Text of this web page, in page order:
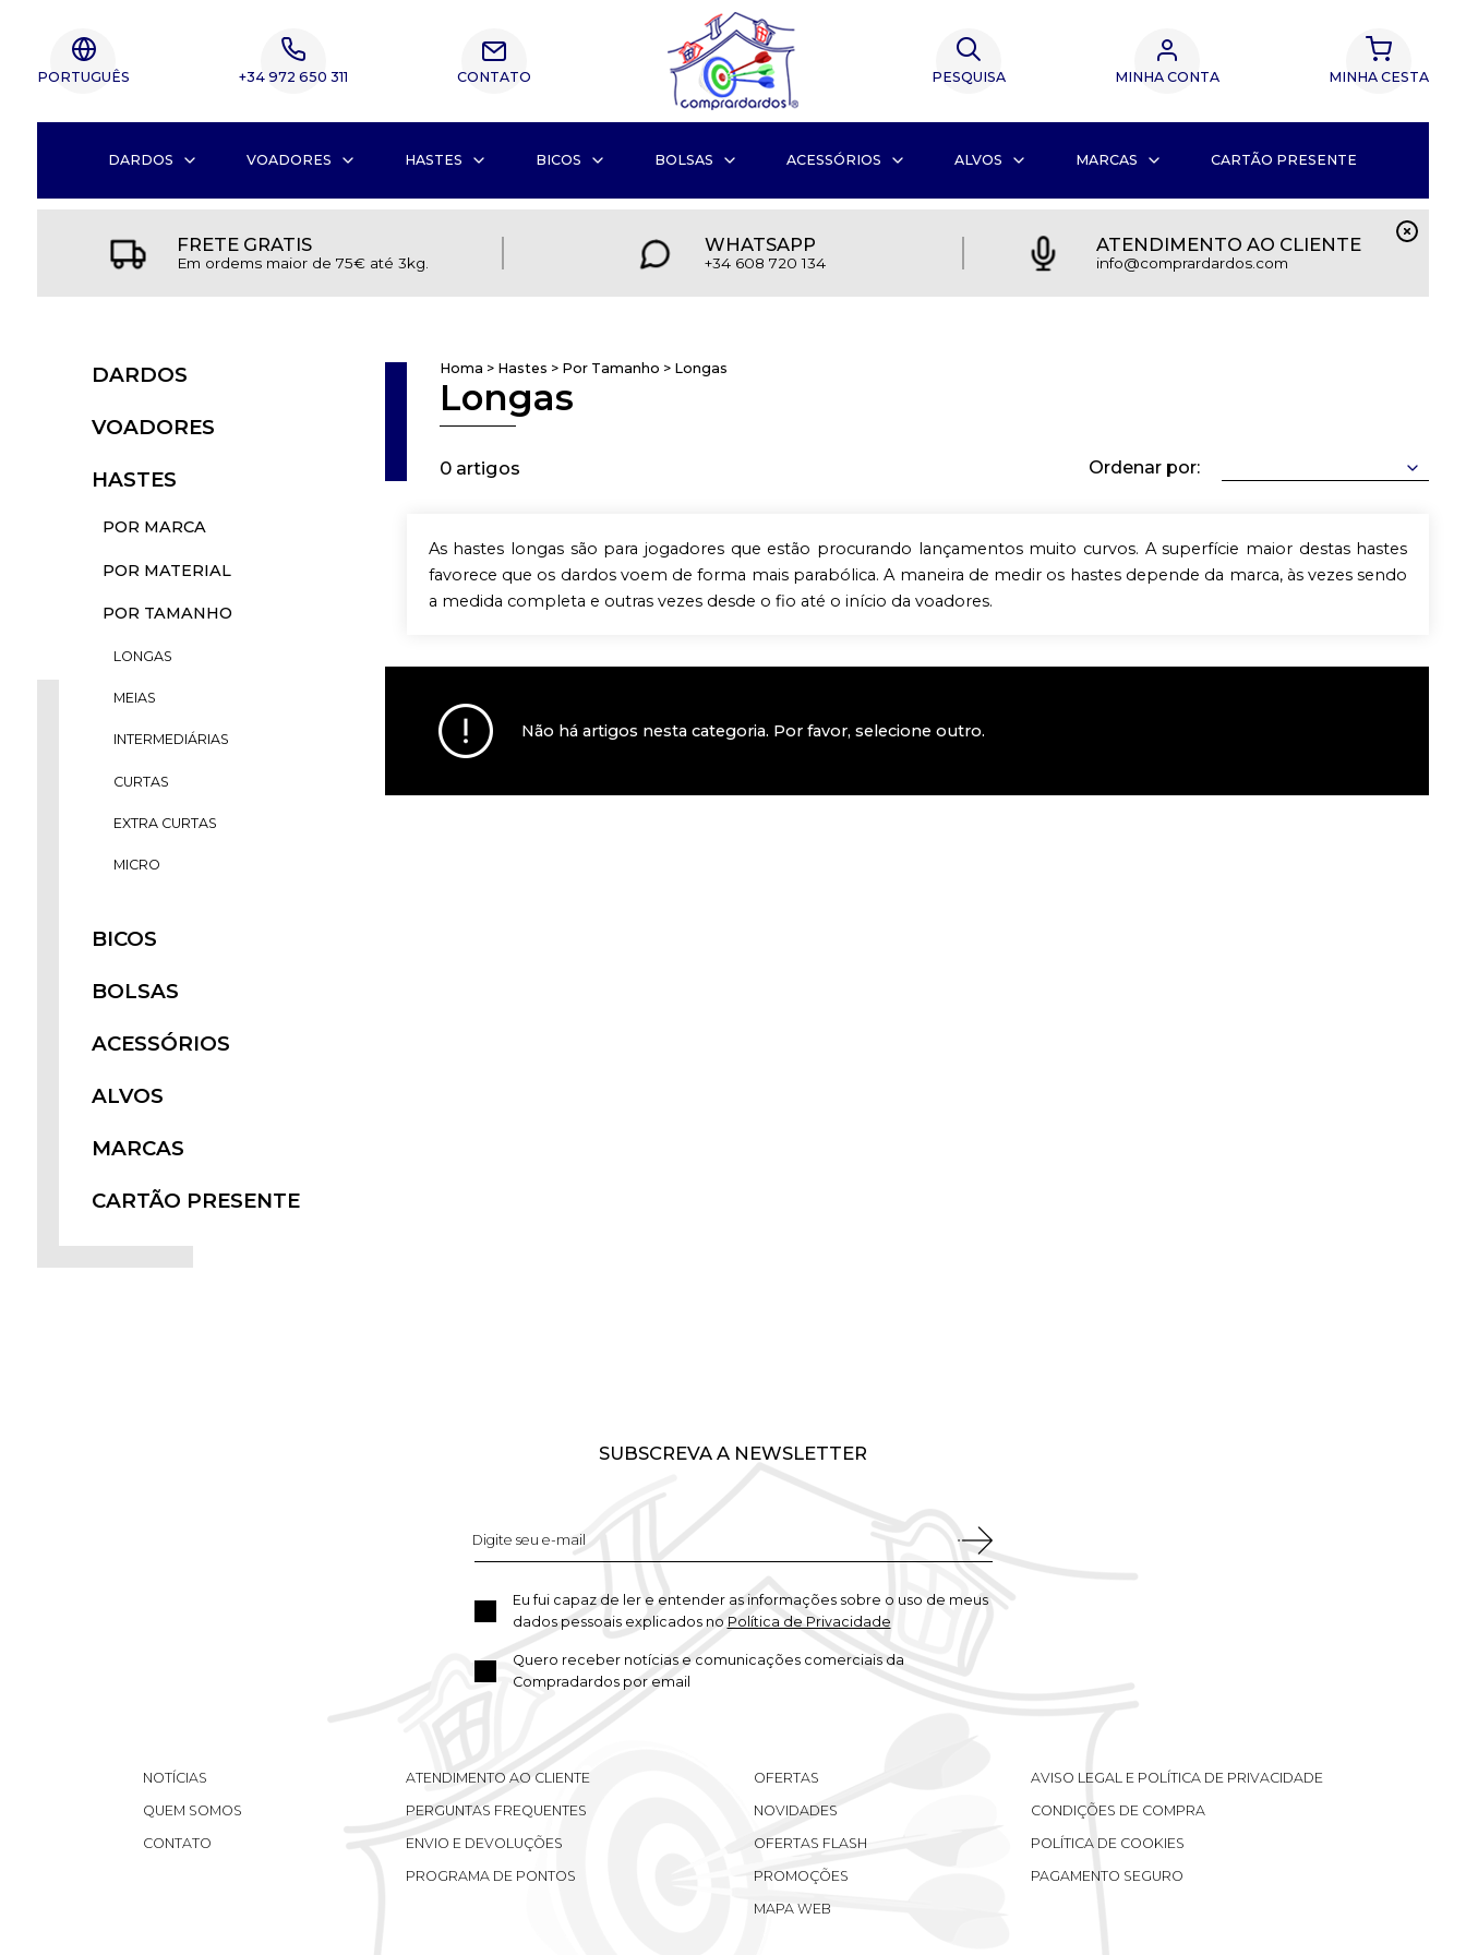
PORTUGUÊS +34 972 650 311 CONTATO PESQUISA MINHA CONTA MINHA CESTA
DARDOS VOADORES HASTES BICOS BOLSAS ACESSÓRIOS ALVOS MARCAS CARTÃO PRESENTE
FRETE GRATIS
Em ordems maior de 75€ até 3kg.
WHATSAPP
+34 608 720 134
ATENDIMENTO AO CLIENTE
info@comprardardos.com
DARDOS
VOADORES
HASTES
POR MARCA
POR MATERIAL
POR TAMANHO
LONGAS
MEIAS
INTERMEDIÁRIAS
CURTAS
EXTRA CURTAS
MICRO
BICOS
BOLSAS
ACESSÓRIOS
ALVOS
MARCAS
CARTÃO PRESENTE
Homa > Hastes > Por Tamanho > Longas
Longas
0 artigos Ordenar por:
As hastes longas são para jogadores que estão procurando lançamentos muito curvos. A superfície maior destas hastes
favorece que os dardos voem de forma mais parabólica. A maneira de medir os hastes depende da marca, às vezes sendo
a medida completa e outras vezes desde o fio até o início da voadores.
Não há artigos nesta categoria. Por favor, selecione outro.
SUBSCREVA A NEWSLETTER
Eu fui capaz de ler e entender as informações sobre o uso de meus
dados pessoais explicados no Política de Privacidade
Quero receber notícias e comunicações comerciais da
Compradardos por email
NOTÍCIAS
QUEM SOMOS
CONTATO
ATENDIMENTO AO CLIENTE
PERGUNTAS FREQUENTES
ENVIO E DEVOLUÇÕES
PROGRAMA DE PONTOS
OFERTAS
NOVIDADES
OFERTAS FLASH
PROMOÇÕES
MAPA WEB
AVISO LEGAL E POLÍTICA DE PRIVACIDADE
CONDIÇÕES DE COMPRA
POLÍTICA DE COOKIES
PAGAMENTO SEGURO